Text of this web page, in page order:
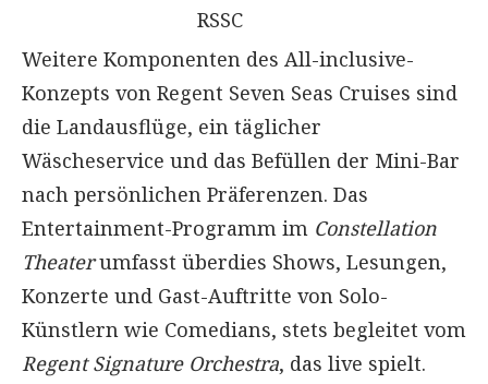
RSSC
Weitere Komponenten des All-inclusive-
Konzepts von Regent Seven Seas Cruises sind
die Landausflüge, ein täglicher
Wäscheservice und das Befüllen der Mini-Bar
nach persönlichen Präferenzen. Das
Entertainment-Programm im Constellation
Theaterumfasst überdies Shows, Lesungen,
Konzerte und Gast-Auftritte von Solo-
Künstlern wie Comedians, stets begleitet vom
Regent Signature Orchestra, das live spielt.